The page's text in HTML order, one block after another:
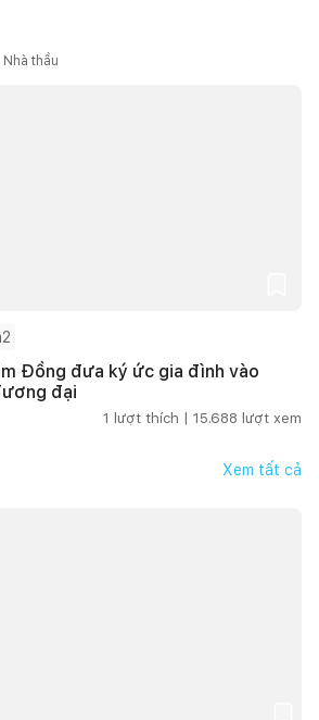
thầu
Đồng đưa ký ức gia đình vào
đại
1 lượt thích | 15.688 lượt xem
Xem tất cả